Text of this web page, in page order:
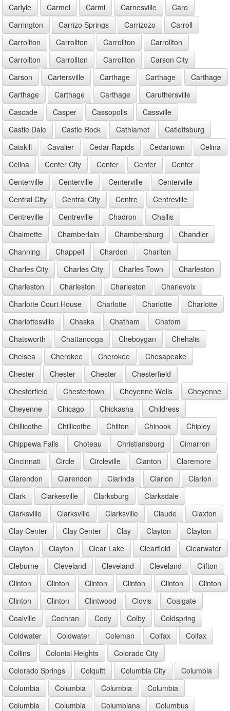
Carlyle Carmel Carmi Carnesville
Caro
Carrington
Carrizo Springs Carrizozo
Carroll
Carrollton
Carrollton Carrollton
Carrollton
Carrollton
Carrollton Carrollton
Carson City
Carson
Cartersville Carthage Carthage
Carthage
Carthage
Carthage Carthage
Caruthersville
Cascade
Casper Cassopolis
Cassville
Castle Dale
Castle Rock Cathlamet
Catlettsburg
Catskill
Cavalier Cedar Rapids Cedartown
Celina
Celina
Center City Center Center
Center
Centerville
Centerville Centerville
Centerville
Central City
Central City Centre
Centreville
Centreville
Centreville Chadron
Challis
Chalmette
Chamberlain Chambersburg
Chandler
Channing
Chappell Chardon
Chariton
Charles City
Charles City Charles Town
Charleston
Charleston
Charleston Charleston
Charlevoix
Charlotte Court House
Charlotte Charlotte
Charlotte
Charlottesville
Chaska Chatham
Chatom
Chatsworth
Chattanooga Cheboygan
Chehalis
Chelsea
Cherokee Cherokee
Chesapeake
Chester
Chester Chester
Chesterfield
Chesterfield
Chestertown Cheyenne Wells
Cheyenne
Cheyenne
Chicago Chickasha
Childress
Chillicothe
Chillicothe Chilton Chinook
Chipley
Chippewa Falls
Choteau Christiansburg
Cimarron
Cincinnati
Circle Circleville Clanton
Claremore
Clarendon
Clarendon Clarinda Clarion
Clarion
Clark
Clarkesville Clarksburg
Clarksdale
Clarksville
Clarksville Clarksville Claude
Claxton
Clay Center
Clay Center Clay Clayton
Clayton
Clayton
Clayton Clear Lake Clearfield
Clearwater
Cleburne
Cleveland Cleveland Cleveland
Clifton
Clinton
Clinton Clinton Clinton Clinton
Clinton
Clinton
Clinton Clintwood Clovis
Coalgate
Coalville
Cochran Cody Colby
Coldspring
Coldwater
Coldwater Coleman Colfax
Colfax
Collins
Colonial Heights
Colorado City
Colorado Springs
Colquitt Columbia City
Columbia
Columbia
Columbia Columbia
Columbia
Columbia
Columbia Columbiana
Columbus